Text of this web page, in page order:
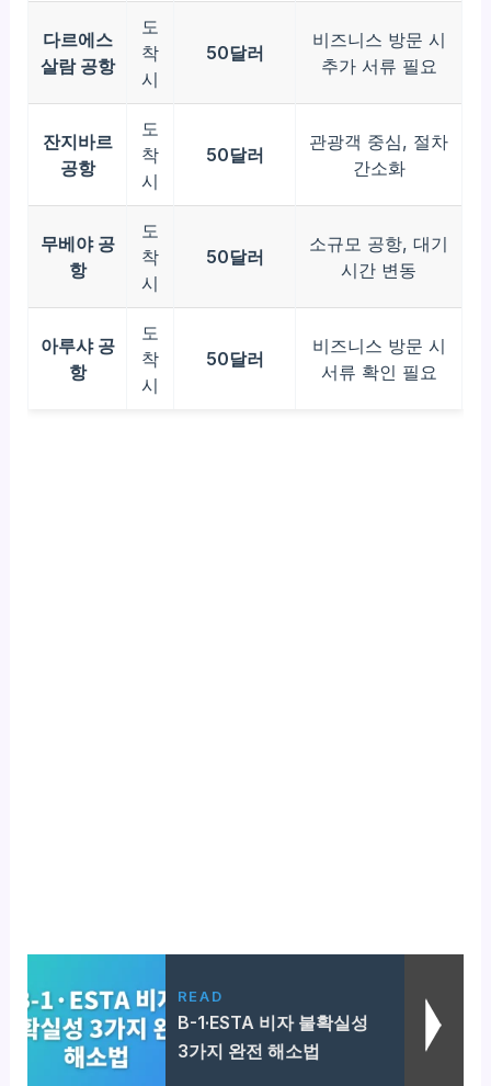
다르에스
살람 공항
도
착
시
50달러
비즈니스 방문 시
추가 서류 필요
잔지바르
공항
도
착
시
50달러
관광객 중심, 절차
간소화
무베야 공
항
도
착
시
50달러
소규모 공항, 대기
시간 변동
아루샤 공
항
도
착
시
50달러
비즈니스 방문 시
서류 확인 필요
READ
B-1·ESTA 비자 불확실성
3가지 완전 해소법